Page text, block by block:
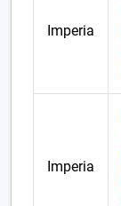
Imperia
Imperia